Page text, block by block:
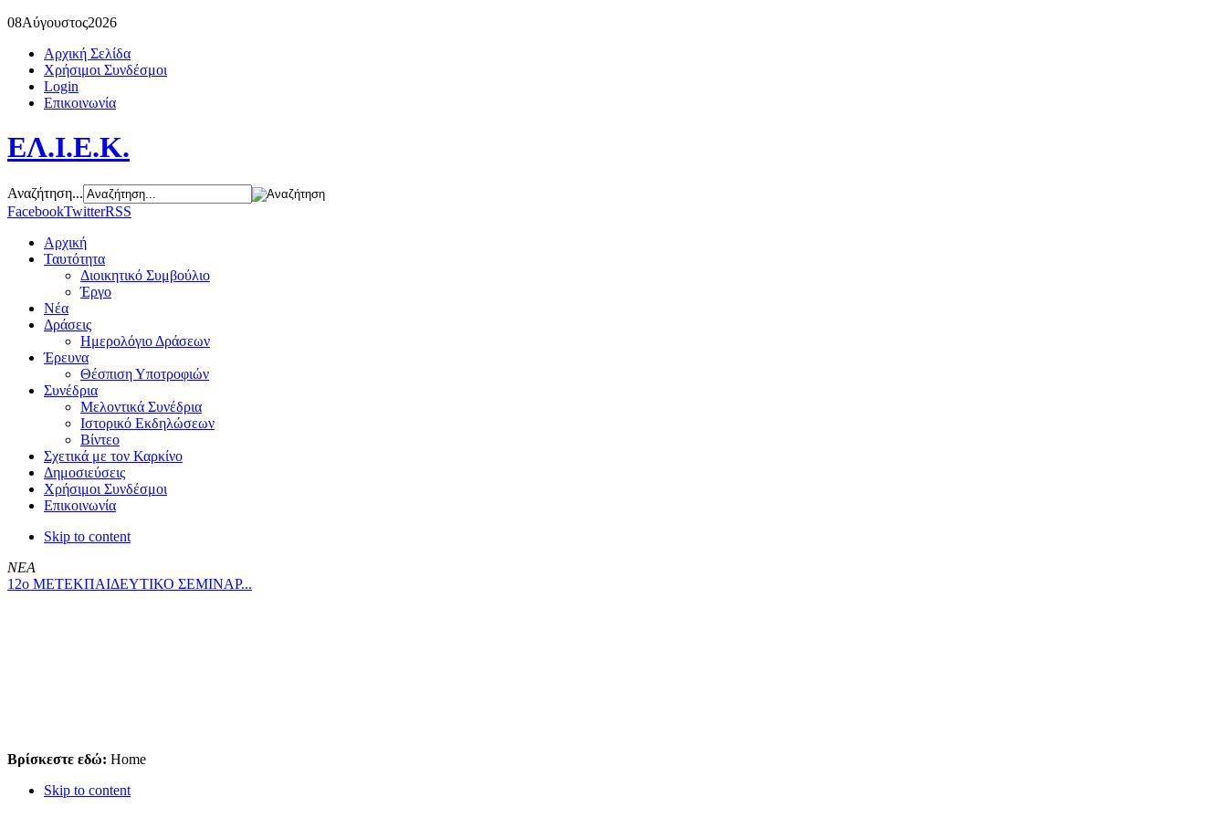
08Αύγουστος2026
Αρχική Σελίδα
Χρήσιμοι Συνδέσμοι
Login
Επικοινωνία
ΕΛ.Ι.Ε.Κ.
Αναζήτηση...
FacebookTwitterRSS
Αρχική
Ταυτότητα
Διοικητικό Συμβούλιο
Έργο
Νέα
Δράσεις
Ημερολόγιο Δράσεων
Έρευνα
Θέσπιση Υποτροφιών
Συνέδρια
Μελοντικά Συνέδρια
Ιστορικό Εκδηλώσεων
Βίντεο
Σχετικά με τον Καρκίνο
Δημοσιεύσεις
Χρήσιμοι Συνδέσμοι
Επικοινωνία
Skip to content
ΝΕΑ
12ο ΜΕΤΕΚΠΑΙΔΕΥΤΙΚΟ ΣΕΜΙΝΑΡ...
Βρίσκεστε εδώ: Home
Skip to content